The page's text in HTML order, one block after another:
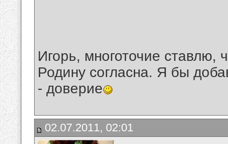
Игорь, многоточие ставлю,
Родину согласна. Я бы
- доверие
02.07.2011, 02:01